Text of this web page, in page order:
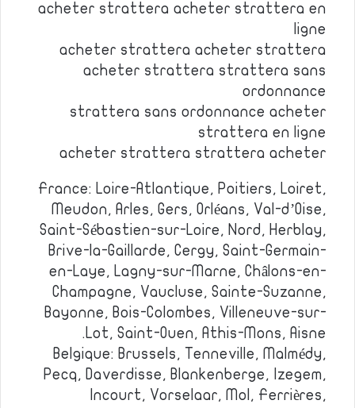
acheter strattera acheter strattera en
ligne
acheter strattera acheter strattera
acheter strattera strattera sans
ordonnance
strattera sans ordonnance acheter
strattera en ligne
acheter strattera strattera acheter
France: Loire-Atlantique, Poitiers, Loiret,
Meudon, Arles, Gers, Orléans, Val-d’Oise,
Saint-Sébastien-sur-Loire, Nord, Herblay,
Brive-la-Gaillarde, Cergy, Saint-Germain-
en-Laye, Lagny-sur-Marne, Châlons-en-
Champagne, Vaucluse, Sainte-Suzanne,
Bayonne, Bois-Colombes, Villeneuve-sur-
Lot, Saint-Ouen, Athis-Mons, Aisne.
Belgique: Brussels, Tenneville, Malmédy,
Pecq, Daverdisse, Blankenberge, Izegem,
Incourt, Vorselaar, Mol, Ferrières,